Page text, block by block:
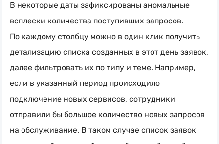
В некоторые даты зафиксированы аномальные
всплески количества поступивших запросов.
По каждому столбцу можно в один клик получить
детализацию списка созданных в этот день заявок,
далее фильтровать их по типу и теме. Например,
если в указанный период происходило
подключение новых сервисов, сотрудники
отправили бы большое количество новых запросов
на обслуживание. В таком случае список заявок